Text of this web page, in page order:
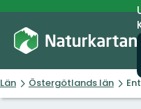
Län Östergötlands län